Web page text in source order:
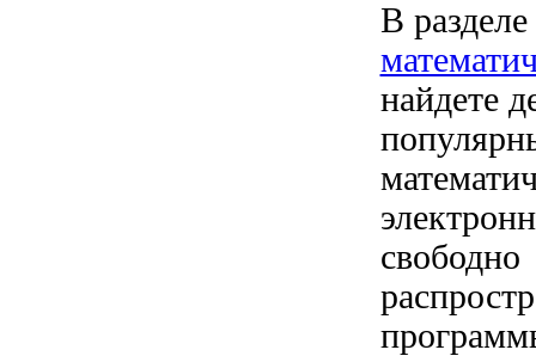
В разделе
найдете
свободно